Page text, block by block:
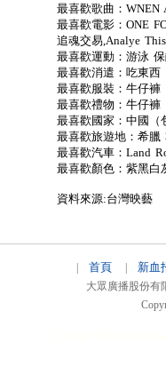
最喜歡歌曲：WNEN
最喜歡電影：ONE
追魂交易,Analye
最喜歡運動：游泳
最喜歡消遣：吃東西
最喜歡服裝：牛仔褲
最喜歡禮物：牛仔褲
最喜歡國家：中國（
最喜歡旅遊地：希臘
最喜歡汽車：Land
最喜歡顏色：紫黑白
資料來源:台灣映藝
首頁 新血
大眾廣播股份有